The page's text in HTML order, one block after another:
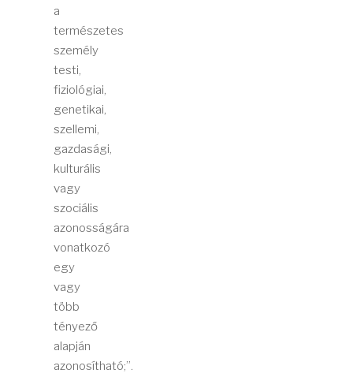
a
természetes
személy
testi,
fiziológiai,
genetikai,
szellemi,
gazdasági,
kulturális
vagy
szociális
azonosságára
vonatkozó
egy
vagy
több
tényező
alapján
azonosítható;”.